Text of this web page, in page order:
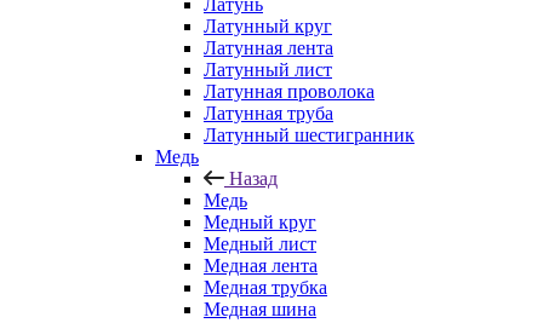
Латунь
Латунный круг
Латунная лента
Латунный лист
Латунная проволока
Латунная труба
Латунный шестигранник
Медь
Назад
Медь
Медный круг
Медный лист
Медная лента
Медная трубка
Медная шина